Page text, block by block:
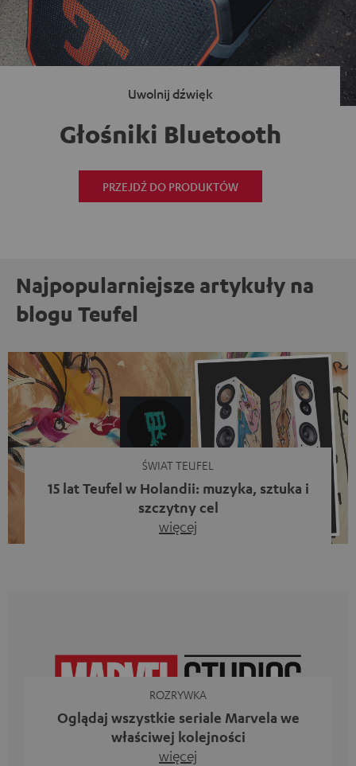
Uwolnij dźwięk
Głośniki Bluetooth
PRZEJDŹ DO PRODUKTÓW
Najpopularniejsze artykuły na
blogu Teufel
ŚWIAT TEUFEL
15 lat Teufel w Holandii: muzyka, sztuka i
szczytny cel
więcej
jednocześnie dać coś od siebie. Muzyka ma przecież o
ROZRYWKA
Oglądaj wszystkie seriale Marvela we
właściwej kolejności
więcej